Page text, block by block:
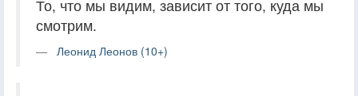
То, что мы видим, зависит от того, куда мы
смотрим.
Леонид Леонов (10+)